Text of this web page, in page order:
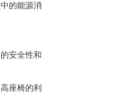
的能源消
安全性和
座椅的利